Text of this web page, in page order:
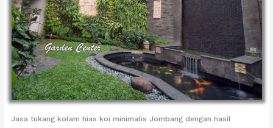
Jasa tukang kolam hias koi minimalis Jombang dengan hasil